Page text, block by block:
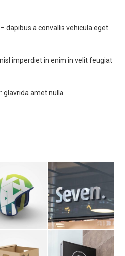
dapibus a convallis vehicula eget
imperdiet in enim in velit feugiat
glavrida amet nulla